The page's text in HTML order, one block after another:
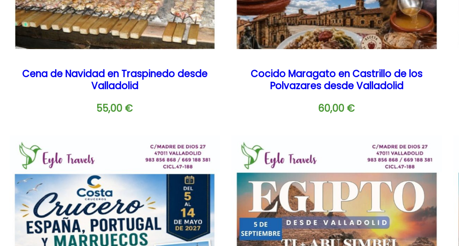
Cena de Navidad en Traspinedo desde
Valladolid
55,00 €
Cocido Maragato en Castrillo de los
Polvazares desde Valladolid
60,00 €